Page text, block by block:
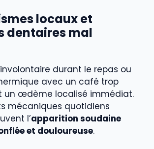
locaux et
dentaires mal
durant le repas ou
avec un café trop
un œdème localisé immédiat.
mécaniques quotidiens
l’apparition soudaine
et douloureuse.